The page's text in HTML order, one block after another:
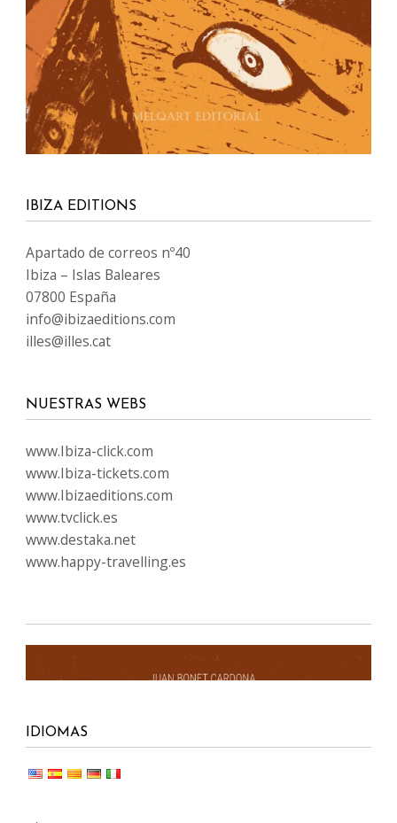
IBIZA EDITIONS
Apartado de correos nº40
Ibiza – Islas Baleares
07800 España
info@ibizaeditions.com
illes@illes.cat
NUESTRAS WEBS
www.Ibiza-click.com
www.Ibiza-tickets.com
www.Ibizaeditions.com
www.tvclick.es
www.destaka.net
www.happy-travelling.es
IDIOMAS